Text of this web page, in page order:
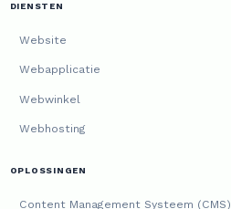
DIENSTEN
Website
Webapplicatie
Webwinkel
Webhosting
OPLOSSINGEN
Content Management Systeem (CMS)